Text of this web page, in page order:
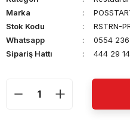
Marka
Stok Kodu
RSTRN-
Whatsapp
0554
Sipariş Hattı
444 29 14